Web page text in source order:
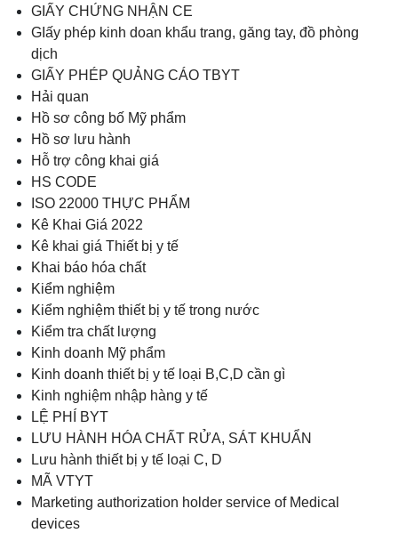
GIẤY CHỨNG NHẬN CE
GIấy phép kinh doan khẩu trang, găng tay, đồ phòng
dịch
GIẤY PHÉP QUẢNG CÁO TBYT
Hải quan
Hồ sơ công bố Mỹ phẩm
Hồ sơ lưu hành
Hỗ trợ công khai giá
HS CODE
ISO 22000 THỰC PHẨM
Kê Khai Giá 2022
Kê khai giá Thiết bị y tế
Khai báo hóa chất
Kiểm nghiệm
Kiểm nghiệm thiết bị y tế trong nước
Kiểm tra chất lượng
Kinh doanh Mỹ phẩm
Kinh doanh thiết bị y tế loại B,C,D cần gì
Kinh nghiệm nhập hàng y tế
LỆ PHÍ BYT
LƯU HÀNH HÓA CHẤT RỬA, SÁT KHUẨN
Lưu hành thiết bị y tế loại C, D
MÃ VTYT
Marketing authorization holder service of Medical
devices